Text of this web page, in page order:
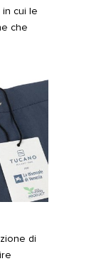
in cui le
che
di